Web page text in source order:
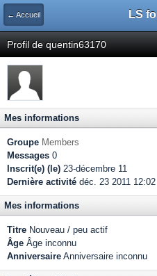
← Accueil LS
Profil de quentin63170
Mes informations
Groupe Members
Messages 0
Inscrit(e) (le) 23-décembre 11
Dernière activité déc. 23 2011 12:02
Mes informations
Titre Nouveau / peu actif
Âge Âge inconnu
Anniversaire Anniversaire inconnu